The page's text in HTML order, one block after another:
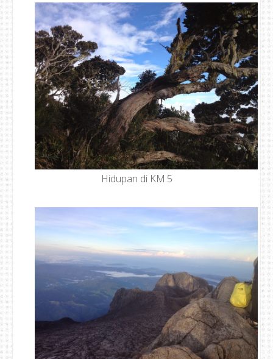
Hidupan di KM.5